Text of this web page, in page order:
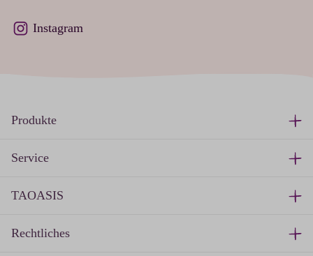
Instagram
Produkte
Service
TAOASIS
Rechtliches